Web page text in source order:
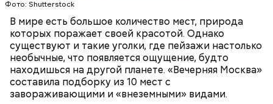
Фото: Shutterstock
В мире есть большое количество мест, природа
которых поражает своей красотой. Однако
существуют и такие уголки, где пейзажи настолько
необычные, что появляется ощущение, будто
находишься на другой планете. «Вечерняя Москва»
составила подборку из 10 мест с
завораживающими и «внеземными» видами.
Подход Ортеги окупил себя, и Zara со временем
стала популярна во всей Европе и США, а потом и